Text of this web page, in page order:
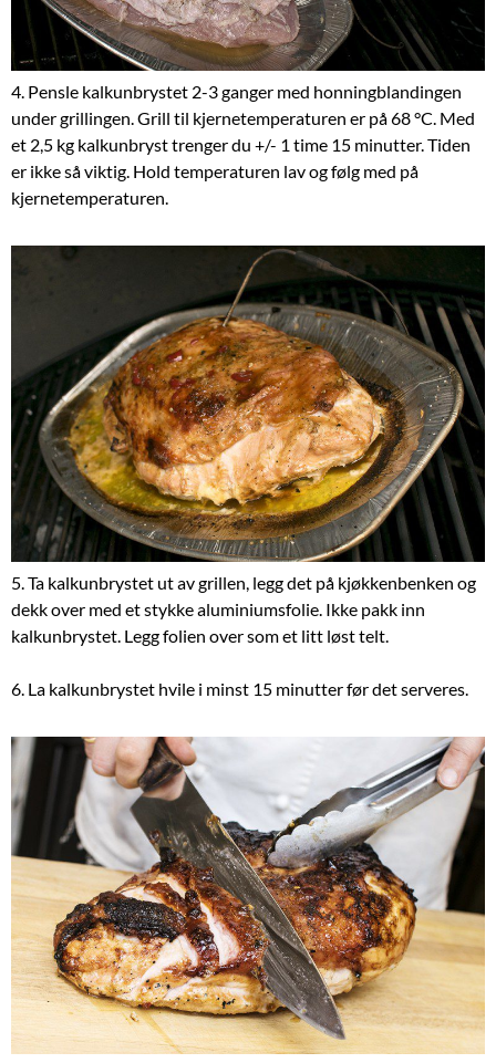
4. Pensle kalkunbrystet 2-3 ganger med honningblandingen
under grillingen. Grill til kjernetemperaturen er på 68 °C. Med
et 2,5 kg kalkunbryst trenger du +/- 1 time 15 minutter. Tiden
er ikke så viktig. Hold temperaturen lav og følg med på
kjernetemperaturen.
5. Ta kalkunbrystet ut av grillen, legg det på kjøkkenbenken og
dekk over med et stykke aluminiumsfolie. Ikke pakk inn
kalkunbrystet. Legg folien over som et litt løst telt.
6. La kalkunbrystet hvile i minst 15 minutter før det serveres.